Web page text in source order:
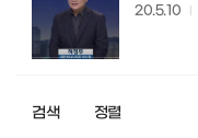
20.5.10
검색 정렬